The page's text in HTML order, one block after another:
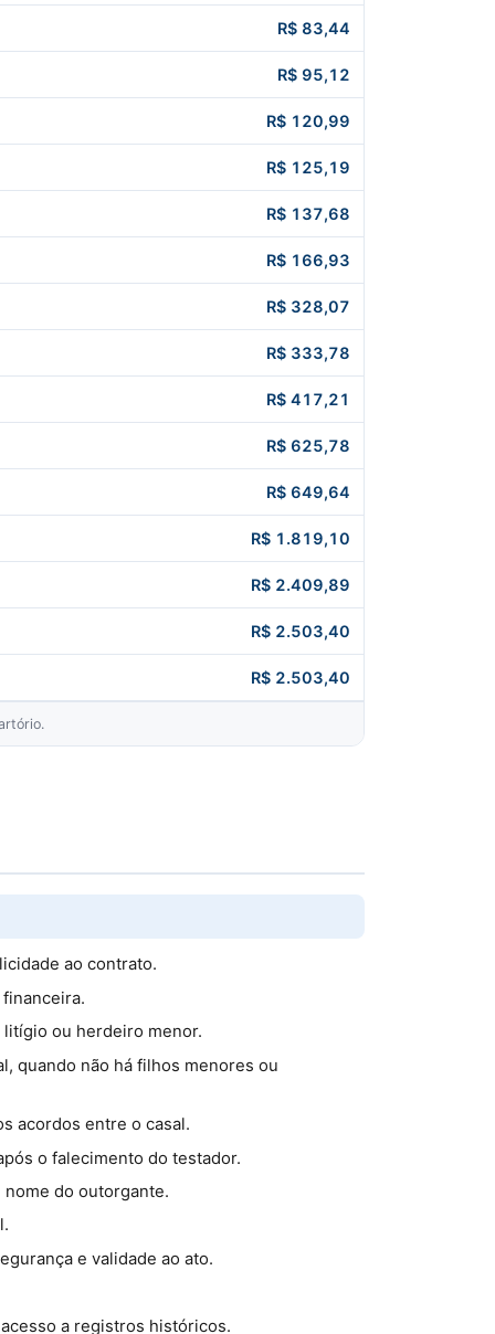
R$ 83,44
R$ 95,12
R$ 120,99
R$ 125,19
R$ 137,68
R$ 166,93
R$ 328,07
R$ 333,78
R$ 417,21
R$ 625,78
R$ 649,64
R$ 1.819,10
R$ 2.409,89
R$ 2.503,40
R$ 2.503,40
ao contrato.
ou herdeiro menor.
quando não há filhos menores ou
acordos entre o casal.
o falecimento do testador.
do outorgante.
e validade ao ato.
a registros históricos.